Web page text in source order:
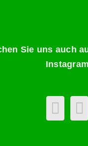
Sie uns auch
Instagram